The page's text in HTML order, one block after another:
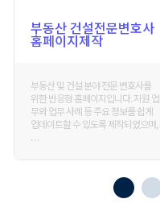
부동산 건설전문변호사
홈페이지제작
부동산 및 건설 분야 전문 변호사를
위한 반응형 홈페이지입니다. 지원 업
무와 업무 사례 등 주요 정보를 쉽게
업데이트할 수 있도록 제작되었으며,
. . .